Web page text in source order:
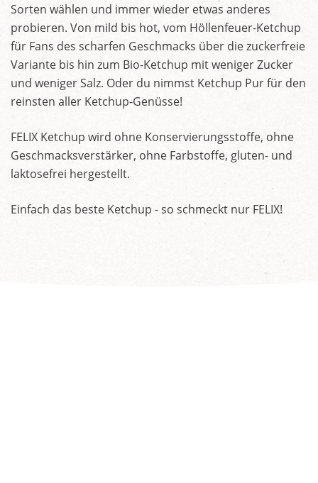
Sorten wählen und immer wieder etwas anderes
probieren. Von mild bis hot, vom Höllenfeuer-Ketchup
für Fans des scharfen Geschmacks über die zuckerfreie
Variante bis hin zum Bio-Ketchup mit weniger Zucker
und weniger Salz. Oder du nimmst Ketchup Pur für den
reinsten aller Ketchup-Genüsse!
FELIX Ketchup wird ohne Konservierungsstoffe, ohne
Geschmacksverstärker, ohne Farbstoffe, gluten- und
laktosefrei hergestellt.
Einfach das beste Ketchup - so schmeckt nur FELIX!